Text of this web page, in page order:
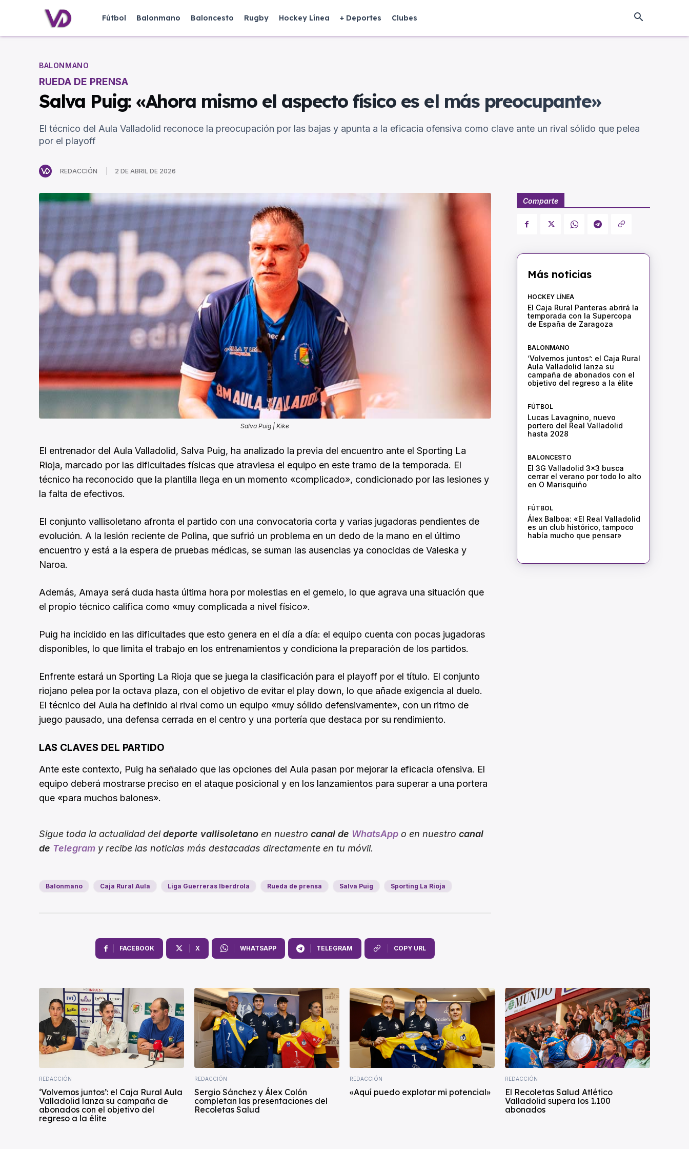
Fútbol Balonmano Baloncesto Rugby Hockey Línea + Deportes Clubes
BALONMANO
RUEDA DE PRENSA
Salva Puig: «Ahora mismo el aspecto físico es el más preocupante»
El técnico del Aula Valladolid reconoce la preocupación por las bajas y apunta a la eficacia ofensiva como clave ante un rival sólido que pelea
por el playoff
REDACCIÓN 2 DE ABRIL DE 2026
Salva Puig | Kike
El entrenador del Aula Valladolid, Salva Puig, ha analizado la previa del encuentro ante el Sporting La
Rioja, marcado por las dificultades físicas que atraviesa el equipo en este tramo de la temporada. El
técnico ha reconocido que la plantilla llega en un momento «complicado», condicionado por las lesiones y
la falta de efectivos.
El conjunto vallisoletano afronta el partido con una convocatoria corta y varias jugadoras pendientes de
evolución. A la lesión reciente de Polina, que sufrió un problema en un dedo de la mano en el último
encuentro y está a la espera de pruebas médicas, se suman las ausencias ya conocidas de Valeska y
Naroa.
Además, Amaya será duda hasta última hora por molestias en el gemelo, lo que agrava una situación que
el propio técnico califica como «muy complicada a nivel físico».
Puig ha incidido en las dificultades que esto genera en el día a día: el equipo cuenta con pocas jugadoras
disponibles, lo que limita el trabajo en los entrenamientos y condiciona la preparación de los partidos.
Enfrente estará un Sporting La Rioja que se juega la clasificación para el playoff por el título. El conjunto
riojano pelea por la octava plaza, con el objetivo de evitar el play down, lo que añade exigencia al duelo.
El técnico del Aula ha definido al rival como un equipo «muy sólido defensivamente», con un ritmo de
juego pausado, una defensa cerrada en el centro y una portería que destaca por su rendimiento.
LAS CLAVES DEL PARTIDO
Ante este contexto, Puig ha señalado que las opciones del Aula pasan por mejorar la eficacia ofensiva. El
equipo deberá mostrarse preciso en el ataque posicional y en los lanzamientos para superar a una portera
que «para muchos balones».
Sigue toda la actualidad deldeporte vallisoletano en nuestro canal de WhatsApp o en nuestro canal
de Telegram y recibe las noticias más destacadas directamente en tu móvil.
Balonmano Caja Rural Aula Liga Guerreras Iberdrola Rueda de prensa Salva Puig Sporting La Rioja
FACEBOOK X WHATSAPP TELEGRAM COPY URL
Comparte
Más noticias
HOCKEY LÍNEA
El Caja Rural Panteras abrirá la
temporada con la Supercopa
de España de Zaragoza
BALONMANO
‘Volvemos juntos’: el Caja Rural
Aula Valladolid lanza su
campaña de abonados con el
objetivo del regreso a la élite
FÚTBOL
Lucas Lavagnino, nuevo
portero del Real Valladolid
hasta 2028
BALONCESTO
El 3G Valladolid 3×3 busca
cerrar el verano por todo lo alto
en O Marisquiño
FÚTBOL
Álex Balboa: «El Real Valladolid
es un club histórico, tampoco
había mucho que pensar»
REDACCIÓN
‘Volvemos juntos’: el Caja Rural Aula
Valladolid lanza su campaña de
abonados con el objetivo del
regreso a la élite
REDACCIÓN
Sergio Sánchez y Álex Colón
completan las presentaciones del
Recoletas Salud
REDACCIÓN
«Aquí puedo explotar mi potencial»
REDACCIÓN
El Recoletas Salud Atlético
Valladolid supera los 1.100
abonados